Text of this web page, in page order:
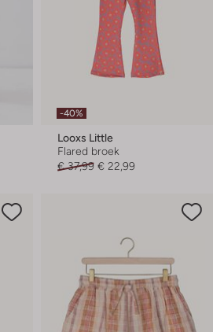
-40%
Looxs Little
Flared broek
€ 37,99 € 22,99